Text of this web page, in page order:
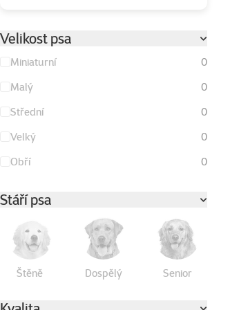
Velikost psa
Miniaturní
0
Malý
0
Střední
0
Velký
0
Obří
0
Stáří psa
Štěně Dospělý Senior